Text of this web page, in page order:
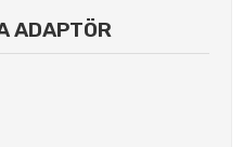
ADAPTÖR